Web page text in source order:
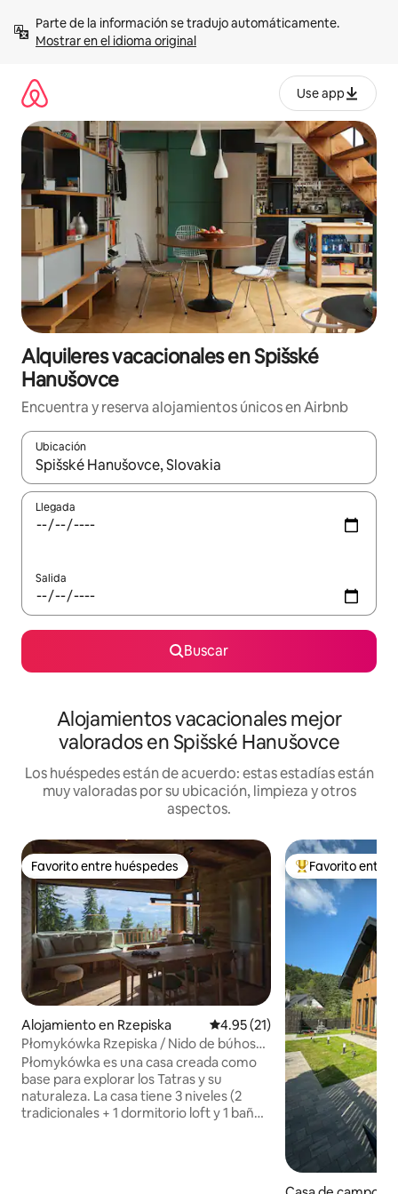
contenidoMostrar en el idioma original
Use app
Alquileres vacacionales en Spišské
Hanušovce
Encuentra y reserva alojamientos únicos en Airbnb
Ubicación
Cuando los resultados estén disponibles, navega con las
Llegada
Salida
Buscar
Alojamientos vacacionales mejor
valorados en Spišské Hanušovce
Los huéspedes están de acuerdo: estas estadías están
muy valoradas por su ubicación, limpieza y otros
aspectos.
Favorito entre huéspedes
Favorito entre huéspedes
Alojamiento en Rzepiska Calificación promedio: 4.95 de
4.95 (21)
Płomykówka Rzepiska / Nido de búhos
en los Tatras
Płomykówka es una casa creada como
base para explorar los Tatras y su
naturaleza. La casa tiene 3 niveles (2
tradicionales + 1 dormitorio loft y 1 baño)
Favorito entre
Favorito entre